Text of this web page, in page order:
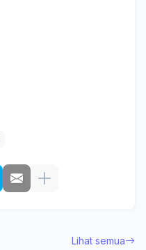
Lihat semua